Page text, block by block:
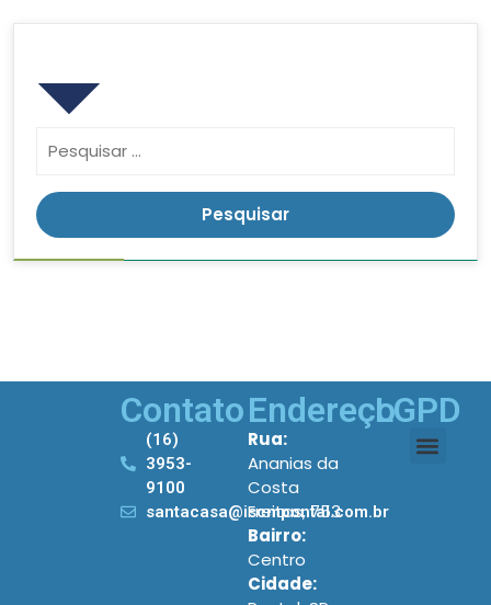
Contato
(16)
3953-
9100
santacasa@iscmpontal.com.br
Endereço
Rua:
Ananias da
Costa
Freitas, 753
Bairro:
Centro
Cidade:
LGPD